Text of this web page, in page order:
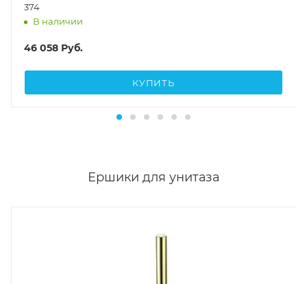
374
В наличии
46 058 Руб.
КУПИТЬ
Ершики для унитаза